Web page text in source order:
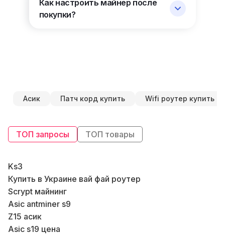
Как настроить майнер после
покупки?
Асик Патч корд купить Wifi роутер купить
ТОП запросы ТОП товары
Ks3
Купить в Украине вай фай роутер
Scrypt майнинг
Asic antminer s9
Z15 асик
Asic s19 цена